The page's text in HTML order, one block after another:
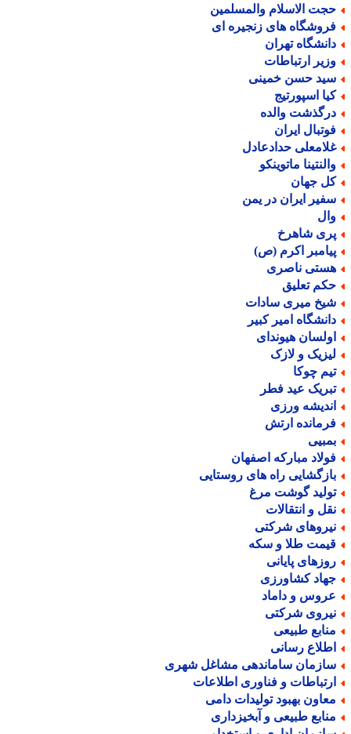
الاسلام والمسلمین
های زنجیره ای
تهران
ارتباطات
حسن خمینی
اسپورتیج
والده
ایران
حدادعادل
ماتوینکو
جهان
ایران در یمن
شاهرخ
اکرم (ص)
ناصری
تعلیق
میری سادات
امیر کبیر
هیوندای
و لازک
چوکا
عید فطر
ورزی
ارتش
مبارکه اصفهان
راه های روستایی
گوشت مرغ
و انتقالات
شرکتی
طلا و سکه
پایانی
کشاورزی
و داماد
شرکتی
طبیعی
رسانی
ساماندهی مشاغل شهری
و فناوری اطلاعات
بهبود تولیدات دامی
طبیعی و آبخیزداری